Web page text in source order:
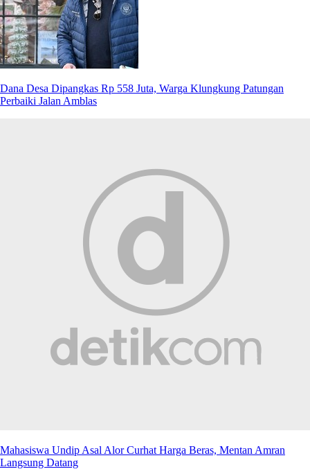
Dana Desa Dipangkas Rp 558 Juta, Warga Klungkung Patungan
Perbaiki Jalan Amblas
Mahasiswa Undip Asal Alor Curhat Harga Beras, Mentan Amran
Langsung Datang